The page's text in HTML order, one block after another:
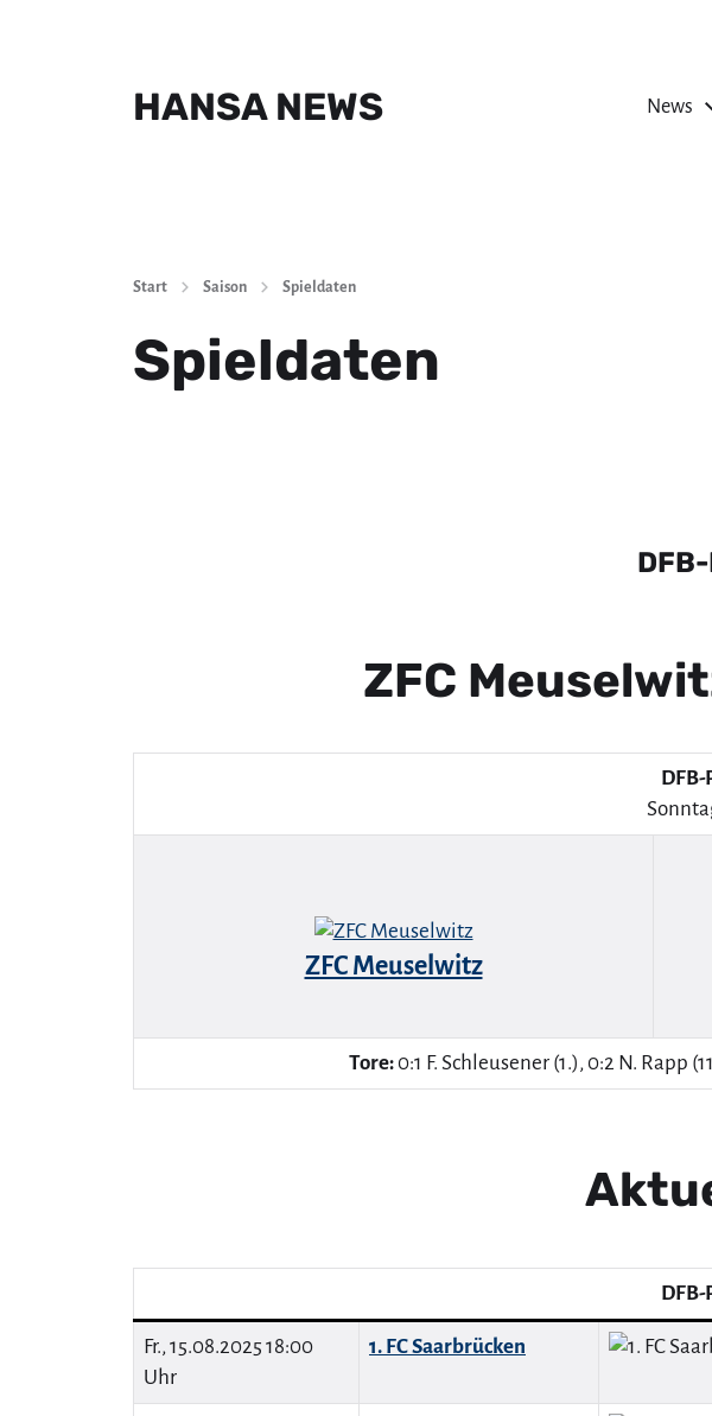
HANSA NEWS News
Start Saison Spieldaten
Spieldaten
ZFC
DFB-
ZFC Meuselwitz
Tore:0:1 F. Schleusener (1.), 0:2 N. Rapp
DFB-
Fr., 15.08.2025 18:00
Uhr
1. FC Saarbrücken